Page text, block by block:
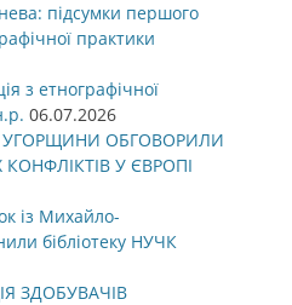
підсумки першого
практики
з етнографічної
06.07.2026
УГОРЩИНИ ОБГОВОРИЛИ
У ЄВРОПІ
із Михайло-
бібліотеку НУЧК
ЗДОБУВАЧІВ